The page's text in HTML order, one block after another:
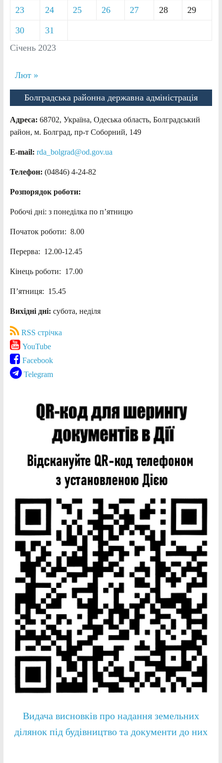
Січень 2023
23 24 25 26 27 28 29
30 31
Лют »
Болградська районна державна адміністрація
Адреса: 68702, Україна, Одеська область, Болградський
район, м. Болград, пр-т Соборний, 149
E-mail: rda_bolgrad@od.gov.ua
Телефон: (04846) 4-24-82
Розпорядок роботи:
Робочі дні: з понеділка по п’ятницю
Початок роботи: 8.00
Перерва: 12.00-12.45
Кінець роботи: 17.00
П’ятниця: 15.45
Вихідні дні: субота, неділя
RSS стрічка
YouTube
Facebook
Telegram
Видача висновків про надання земельних
ділянок під будівництво та документи до них